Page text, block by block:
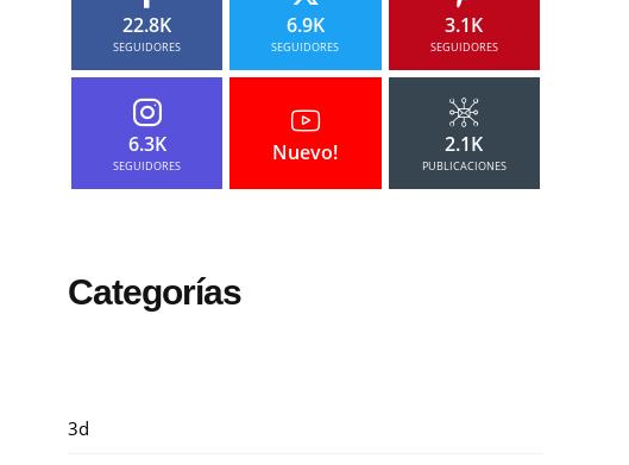
22.8K
SEGUIDORES
6.9K
SEGUIDORES
3.1K
SEGUIDORES
6.3K
SEGUIDORES
Nuevo! 2.1K
PUBLICACIONES
Categorías
3d